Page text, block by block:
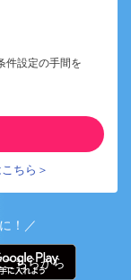
件設定の手間を
ちら＞
！／
ちらから